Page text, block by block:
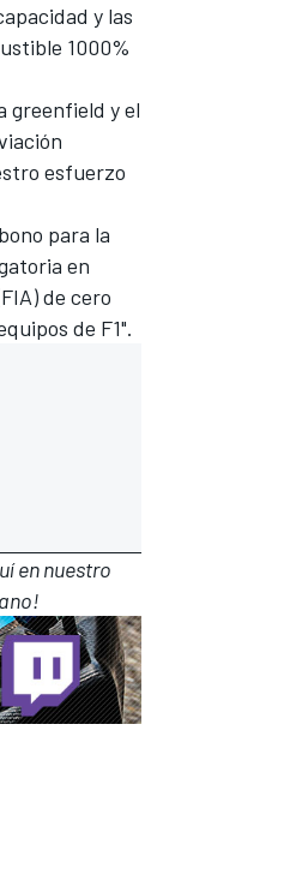
y las
1000%
greenfield y el
esfuerzo
para la
en
de cero
de F1".
en nuestro